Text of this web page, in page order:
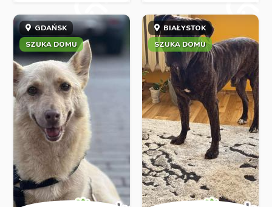
GDAŃSK
SZUKA DOMU
BIAŁYSTOK
SZUKA DOMU